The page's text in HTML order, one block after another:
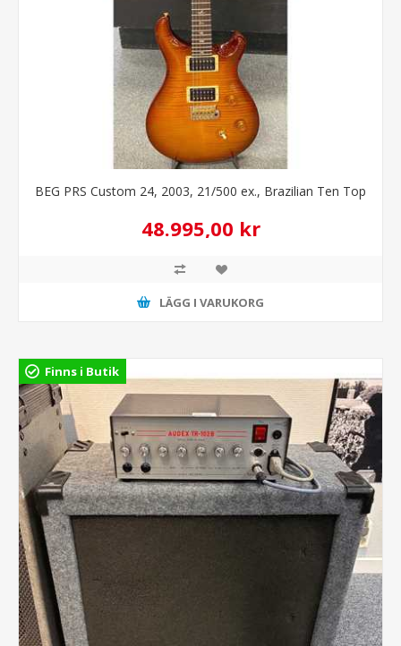
BEG PRS Custom 24, 2003, 21/500 ex., Brazilian Ten Top
48.995,00 kr
LÄGG I VARUKORG
Finns i Butik